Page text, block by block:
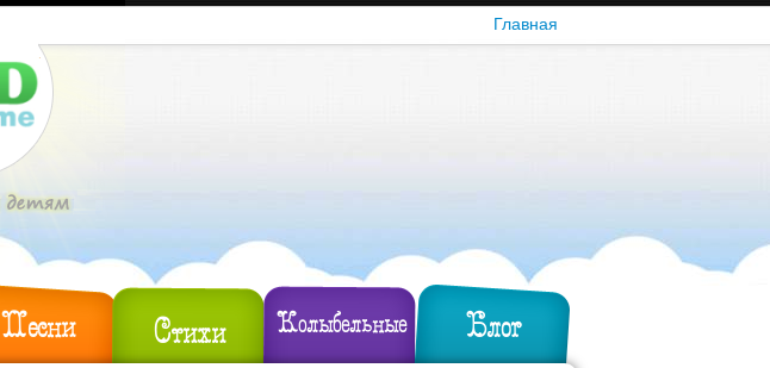
Главная
Песни Стихи Колыбельные Блог